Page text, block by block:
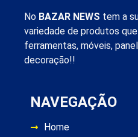
No BAZAR NEWS tem a
variedade de produtos
ferramentas, móveis,
decoração!!
NAVEGAÇÃO
Home